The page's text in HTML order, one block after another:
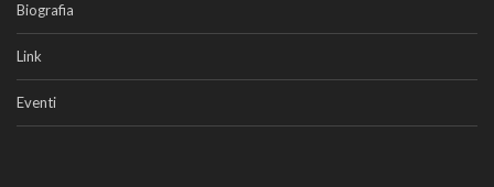
Biografia
Link
Eventi